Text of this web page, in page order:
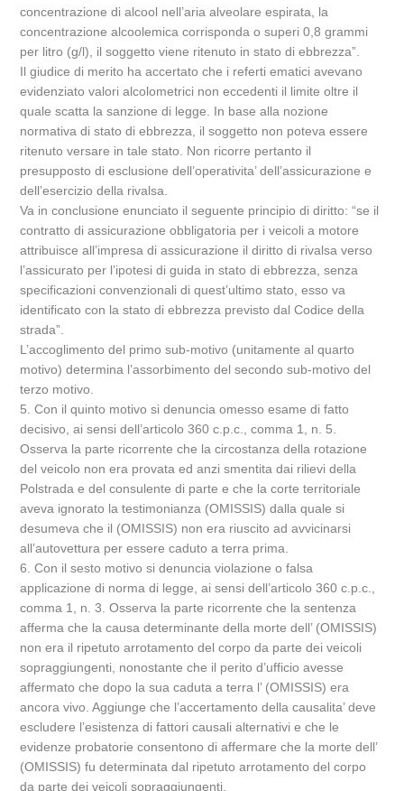
concentrazione di alcool nell’aria alveolare espirata, la
concentrazione alcoolemica corrisponda o superi 0,8 grammi
per litro (g/l), il soggetto viene ritenuto in stato di ebbrezza”.
Il giudice di merito ha accertato che i referti ematici avevano
evidenziato valori alcolometrici non eccedenti il limite oltre il
quale scatta la sanzione di legge. In base alla nozione
normativa di stato di ebbrezza, il soggetto non poteva essere
ritenuto versare in tale stato. Non ricorre pertanto il
presupposto di esclusione dell’operativita’ dell’assicurazione e
dell’esercizio della rivalsa.
Va in conclusione enunciato il seguente principio di diritto: “se il
contratto di assicurazione obbligatoria per i veicoli a motore
attribuisce all’impresa di assicurazione il diritto di rivalsa verso
l’assicurato per l’ipotesi di guida in stato di ebbrezza, senza
specificazioni convenzionali di quest’ultimo stato, esso va
identificato con la stato di ebbrezza previsto dal Codice della
strada”.
L’accoglimento del primo sub-motivo (unitamente al quarto
motivo) determina l’assorbimento del secondo sub-motivo del
terzo motivo.
5. Con il quinto motivo si denuncia omesso esame di fatto
decisivo, ai sensi dell’articolo 360 c.p.c., comma 1, n. 5.
Osserva la parte ricorrente che la circostanza della rotazione
del veicolo non era provata ed anzi smentita dai rilievi della
Polstrada e del consulente di parte e che la corte territoriale
aveva ignorato la testimonianza (OMISSIS) dalla quale si
desumeva che il (OMISSIS) non era riuscito ad avvicinarsi
all’autovettura per essere caduto a terra prima.
6. Con il sesto motivo si denuncia violazione o falsa
applicazione di norma di legge, ai sensi dell’articolo 360 c.p.c.,
comma 1, n. 3. Osserva la parte ricorrente che la sentenza
afferma che la causa determinante della morte dell’ (OMISSIS)
non era il ripetuto arrotamento del corpo da parte dei veicoli
sopraggiungenti, nonostante che il perito d’ufficio avesse
affermato che dopo la sua caduta a terra l’ (OMISSIS) era
ancora vivo. Aggiunge che l’accertamento della causalita’ deve
escludere l’esistenza di fattori causali alternativi e che le
evidenze probatorie consentono di affermare che la morte dell’
(OMISSIS) fu determinata dal ripetuto arrotamento del corpo
da parte dei veicoli sopraggiungenti.